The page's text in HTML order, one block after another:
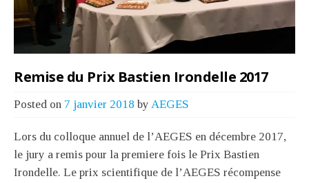
Remise du Prix Bastien Irondelle 2017
Posted on 7 janvier 2018 by AEGES
Lors du colloque annuel de l’AEGES en décembre 2017,
le jury a remis pour la premiere fois le Prix Bastien
Irondelle. Le prix scientifique de l’AEGES récompense